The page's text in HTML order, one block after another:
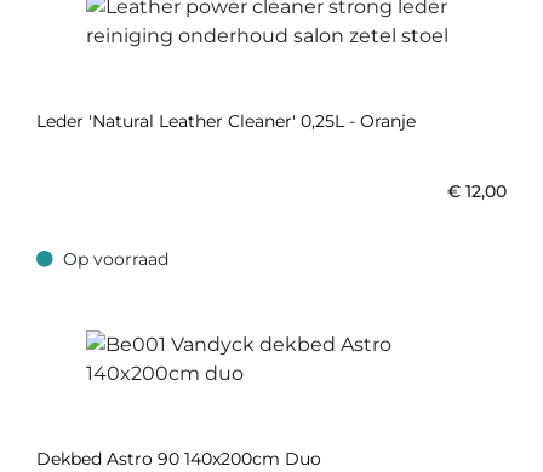
Leder 'Natural Leather Cleaner' 0,25L - Oranje
€ 12,00
Op voorraad
Op voorraad
Dekbed Astro 90 140x200cm Duo